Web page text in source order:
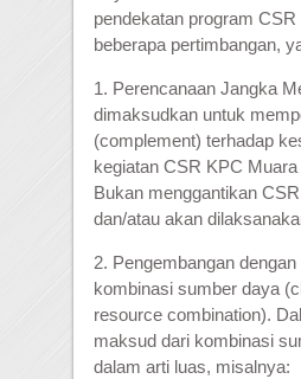
pendekatan program
beberapa pertimbangan,
1. Perencanaan Jangka
dimaksudkan untuk
(complement) terhadap
kegiatan CSR KPC Muara
Bukan menggantikan
dan/atau akan
2. Pengembangan
kombinasi sumber daya
resource combination).
maksud dari kombinasi
dalam arti luas, misalnya: